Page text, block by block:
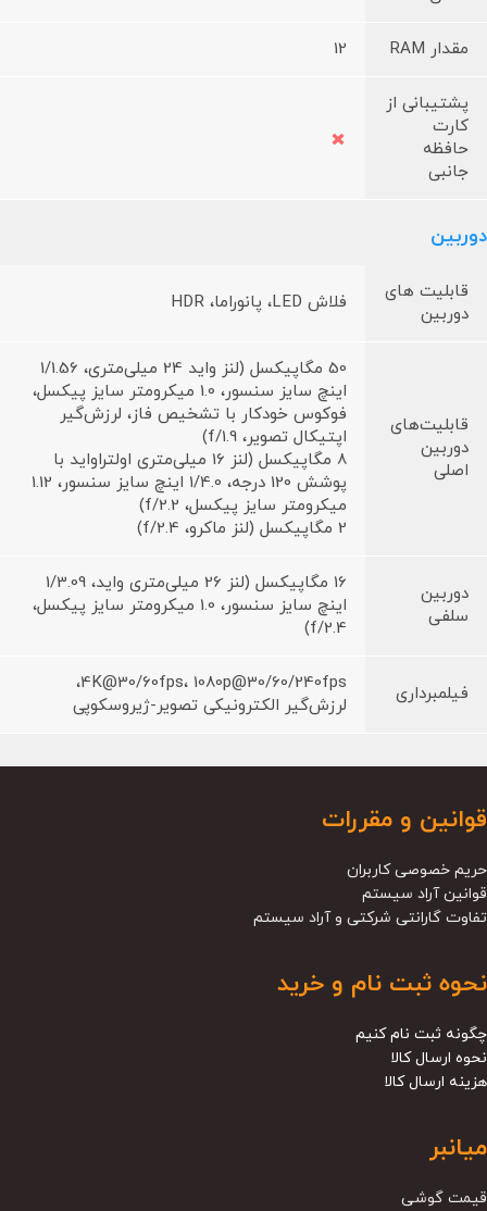
مقدار RAM 12
پشتیبانی از
کارت
حافظه
جانبی
دوربین
قابلیت های
دوربین
فلاش LED، پانوراما، HDR
قابلیت‌های
دوربین
اصلی
50 مگاپیکسل (لنز واید 24 میلی‌متری، 1/1.56
اینچ سایز سنسور، 1.0 میکرومتر سایز پیکسل،
فوکوس خودکار با تشخیص فاز، لرزش‌گیر
اپتیکال تصویر، f/1.9)
8 مگاپیکسل (لنز 16 میلی‌متری اولتراواید با
پوشش 120 درجه، 1/4.0 اینچ سایز سنسور، 1.12
میکرومتر سایز پیکسل، f/2.2)
2 مگاپیکسل (لنز ماکرو، f/2.4)
دوربین
سلفی
16 مگاپیکسل (لنز 26 میلی‌متری واید، 1/3.09
اینچ سایز سنسور، 1.0 میکرومتر سایز پیکسل،
f/2.4)
فیلمبرداری
4K@30/60fps، 1080p@30/60/240fps،
لرزش‌گیر الکترونیکی تصویر-ژیروسکوپی
قوانین و مقررات
حریم خصوصی کاربران
قوانین آراد سیستم
تفاوت گارانتی شرکتی و آراد سیستم
نحوه ثبت نام و خرید
چگونه ثبت نام کنیم
نحوه ارسال کالا
هزینه ارسال کالا
میانبر
قیمت گوشی